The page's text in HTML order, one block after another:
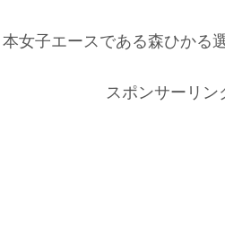
女子エースである森ひかる
スポンサーリン